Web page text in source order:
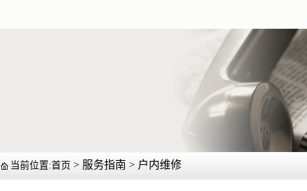
当前位置:首页 > 服务指南 > 户内维修